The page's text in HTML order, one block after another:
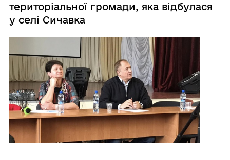
територіальної громади, яка відбулася
у селі Сичавка